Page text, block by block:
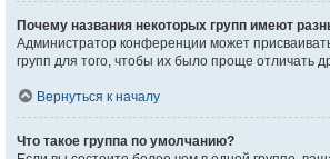
Почему названия некоторых групп имеют
Администратор конференции может
групп для того, чтобы их было проще отличать
Вернуться к началу
Что такое группа по умолчанию?